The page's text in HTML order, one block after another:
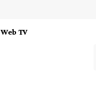
Web TV